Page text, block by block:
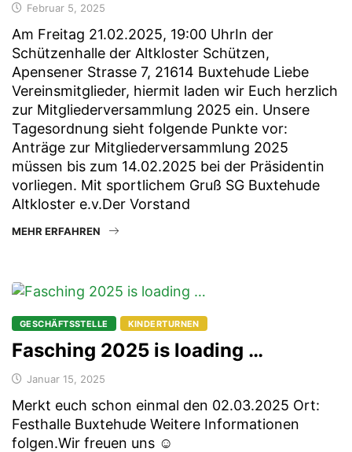
Februar 5, 2025
Am Freitag 21.02.2025, 19:00 UhrIn der
Schützenhalle der Altkloster Schützen,
Apensener Strasse 7, 21614 Buxtehude Liebe
Vereinsmitglieder, hiermit laden wir Euch herzlich
zur Mitgliederversammlung 2025 ein. Unsere
Tagesordnung sieht folgende Punkte vor:
Anträge zur Mitgliederversammlung 2025
müssen bis zum 14.02.2025 bei der Präsidentin
vorliegen. Mit sportlichem Gruß SG Buxtehude
Altkloster e.v.Der Vorstand
MEHR ERFAHREN
GESCHÄFTSSTELLE KINDERTURNEN
Fasching 2025 is loading …
Januar 15, 2025
Merkt euch schon einmal den 02.03.2025 Ort:
Festhalle Buxtehude Weitere Informationen
folgen.Wir freuen uns ☺️